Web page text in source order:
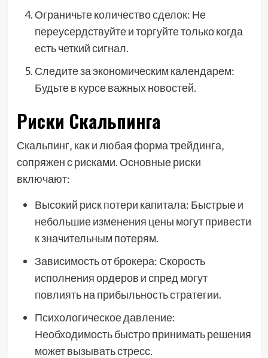
Ограничьте количество сделок: Не
переусердствуйте и торгуйте только когда
есть четкий сигнал.
Следите за экономическим календарем:
Будьте в курсе важных новостей.
Риски Скальпинга
Скальпинг‚ как и любая форма трейдинга‚
сопряжен с рисками. Основные риски
включают:
Высокий риск потери капитала: Быстрые и
небольшие изменения цены могут привести
к значительным потерям.
Зависимость от брокера: Скорость
исполнения ордеров и спред могут
повлиять на прибыльность стратегии.
Психологическое давление:
Необходимость быстро принимать решения
может вызывать стресс.